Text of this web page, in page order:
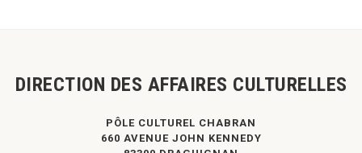
DIRECTION DES AFFAIRES CULTURELLES
PÔLE CULTUREL CHABRAN
660 AVENUE JOHN KENNEDY